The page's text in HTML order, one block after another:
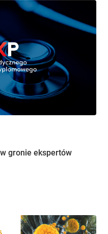
gronie ekspertów